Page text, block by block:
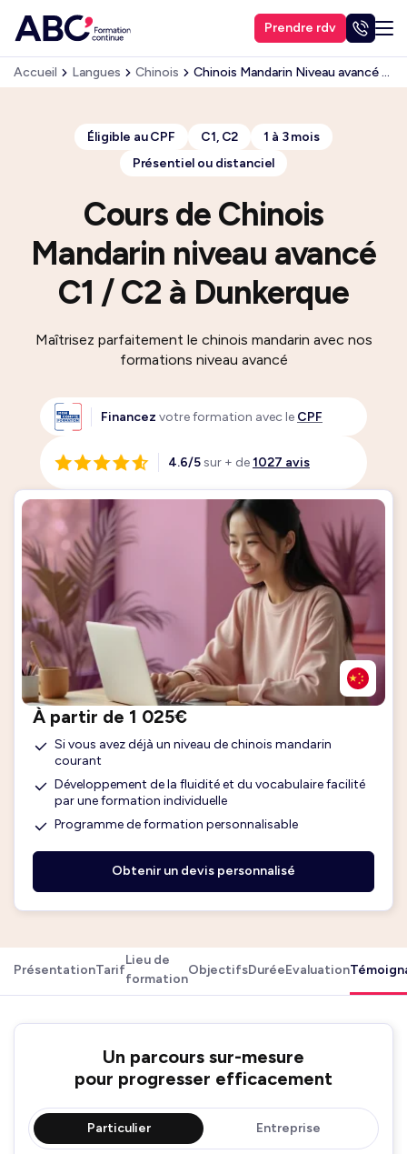
Prendre rdv
Accueil Langues Chinois Chinois Mandarin Niveau avancé (C1, C2)
Cours de Chinois
Mandarin niveau avancé
C1 / C2 à Dunkerque
Éligible au CPF C1, C2
1 à 3 mois
Présentiel ou distanciel
Maîtrisez parfaitement le chinois mandarin avec nos
formations niveau avancé
Financez votre formation avec le CPF
4.6/5sur + de1027 avis
À partir de 1 025€
Si vous avez déjà un niveau de chinois mandarin
courant
Développement de la fluidité et du vocabulaire facilité
par une formation individuelle
Programme de formation personnalisable
Obtenir un devis personnalisé
PrésentationTarif
Lieu de
formation
ObjectifsDuréeEvaluation
Un parcours sur-mesure
pour progresser efficacement
Particulier Entreprise